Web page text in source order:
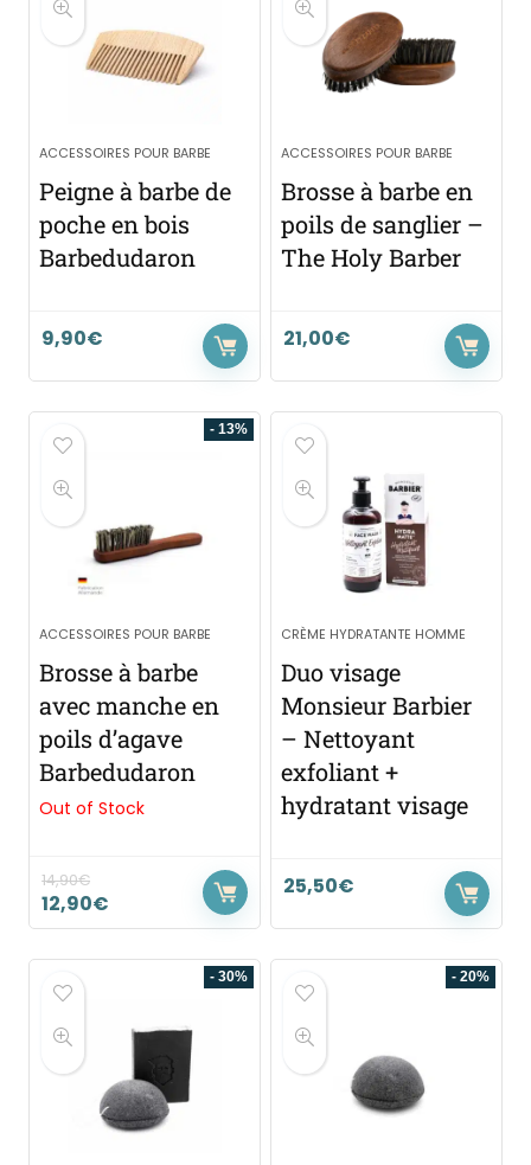
ACCESSOIRES POUR BARBE
Peigne à barbe de
poche en bois
Barbedudaron
9,90€
ACCESSOIRES POUR BARBE
Brosse à barbe en
poils de sanglier –
The Holy Barber
21,00€
- 13%
ACCESSOIRES POUR BARBE
Brosse à barbe
avec manche en
poils d’agave
Barbedudaron
Out of Stock
14,90€
12,90€
CRÈME HYDRATANTE HOMME
Duo visage
Monsieur Barbier
– Nettoyant
exfoliant +
hydratant visage
25,50€
- 30% - 20%